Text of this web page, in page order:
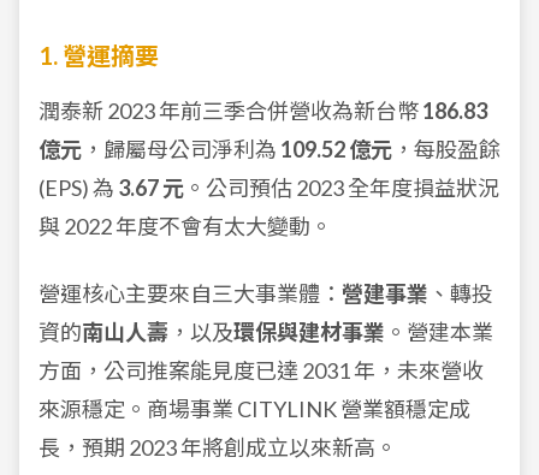
1. 營運摘要
潤泰新 2023 年前三季合併營收為新台幣186.83
億元 ，歸屬母公司淨利為 109.52 億元 ，每股盈餘
(EPS) 為 3.67 元 。公司預估 2023 全年度損益狀況
與 2022 年度不會有太大變動。
營運核心主要來自三大事業體： 營建事業 、轉投
資的南山人壽 ，以及環保與建材事業 。營建本業
方面，公司推案能見度已達 2031 年，未來營收
來源穩定。商場事業 CITYLINK 營業額穩定成
長，預期 2023 年將創成立以來新高。